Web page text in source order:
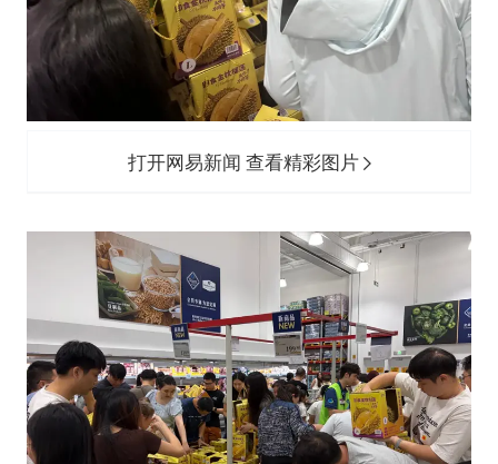
打开网易新闻 查看精彩图片